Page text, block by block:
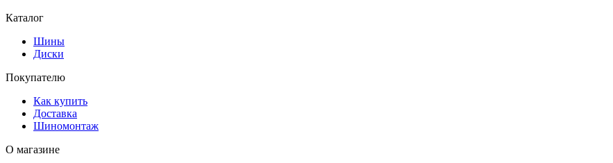
Каталог
Шины
Диски
Покупателю
Как купить
Доставка
Шиномонтаж
О магазине